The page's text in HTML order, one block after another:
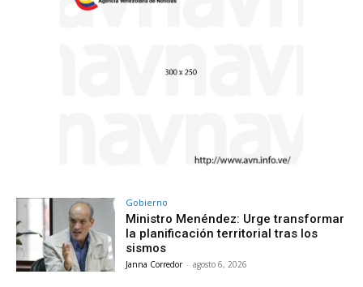
Gobierno
Ministro Menéndez: Urge transformar
la planificación territorial tras los
sismos
Janna Corredor - agosto 6, 2026